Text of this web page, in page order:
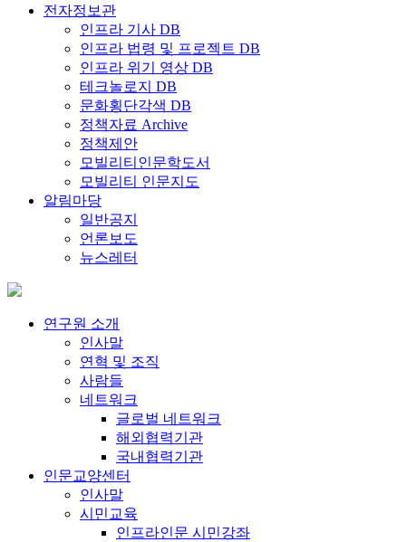
전자정보관
인프라 기사 DB
인프라 법령 및 프로젝트 DB
인프라 위기 영상 DB
테크놀로지 DB
문화횡단각색 DB
정책자료 Archive
정책제안
모빌리티인문학도서
모빌리티 인문지도
알림마당
일반공지
언론보도
뉴스레터
연구원 소개
인사말
연혁 및 조직
사람들
네트워크
글로벌 네트워크
해외협력기관
국내협력기관
인문교양센터
인사말
시민교육
인프라인문 시민강좌